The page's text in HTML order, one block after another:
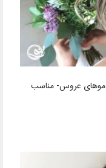
موهای عروس- مناسب